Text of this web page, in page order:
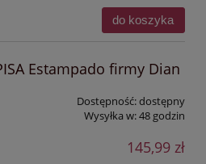
do koszyka
Estampado firmy Dian
Dostępność:dostępny
Wysyłka w:48 godzin
145,99 zł